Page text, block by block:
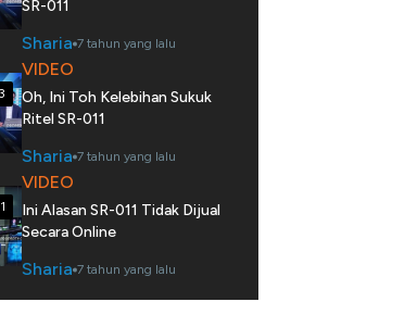
SR-011
Sharia 7 tahun yang lalu
VIDEO
Oh, Ini Toh Kelebihan Sukuk
Ritel SR-011
Sharia 7 tahun yang lalu
VIDEO
Ini Alasan SR-011 Tidak Dijual
Secara Online
Sharia 7 tahun yang lalu